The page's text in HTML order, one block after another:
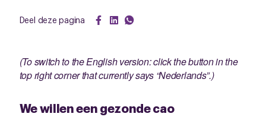
Deel deze pagina
(To switch to the English version: click the button in the
top right corner that currently says “Nederlands”.)
We willen een gezonde cao